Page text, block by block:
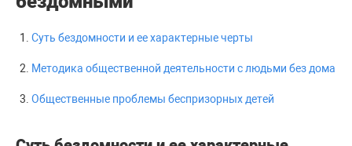
Суть бездомности и ее характерные черты
Методика общественной деятельности с людьми без дома
Общественные проблемы беспризорных детей